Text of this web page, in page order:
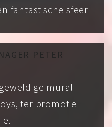
fantastische sfeer
PETER
mural
ter promotie